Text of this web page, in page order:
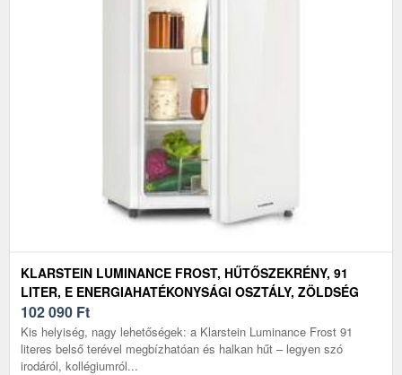
KLARSTEIN LUMINANCE FROST, HŰTŐSZEKRÉNY, 91
LITER, E ENERGIAHATÉKONYSÁGI OSZTÁLY, ZÖLDSÉG
REKESZ, 2 ÜVEGPOLC, FEHÉR
102 090 Ft
Kis helyiség, nagy lehetőségek: a Klarstein Luminance Frost 91
literes belső terével megbízhatóan és halkan hűt – legyen szó
irodáról, kollégiumról...